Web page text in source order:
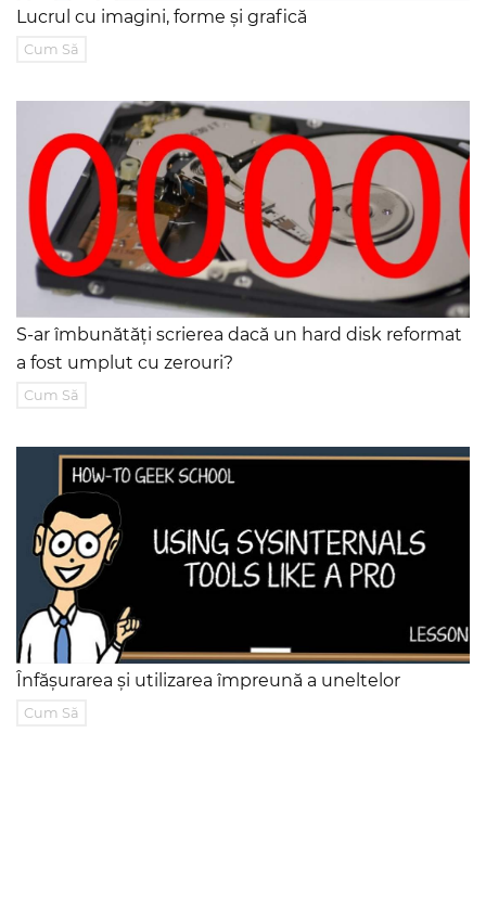
Lucrul cu imagini, forme și grafică
Cum Să
S-ar îmbunătăți scrierea dacă un hard disk reformat
a fost umplut cu zerouri?
Cum Să
Înfășurarea și utilizarea împreună a uneltelor
Cum Să